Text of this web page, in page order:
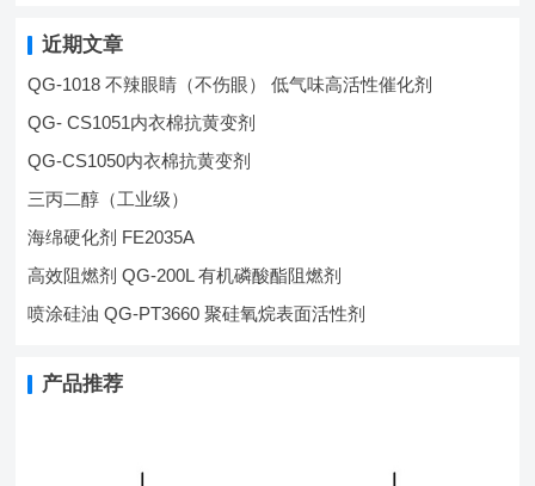
近期文章
QG-1018 不辣眼睛（不伤眼） 低气味高活性催化剂
QG- CS1051内衣棉抗黄变剂
QG-CS1050内衣棉抗黄变剂
三丙二醇（工业级）
海绵硬化剂 FE2035A
高效阻燃剂 QG-200L 有机磷酸酯阻燃剂
喷涂硅油 QG-PT3660 聚硅氧烷表面活性剂
产品推荐